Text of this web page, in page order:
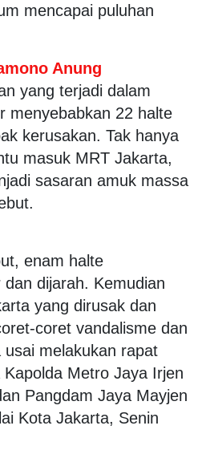
mencapai puluhan
Anung
yang terjadi dalam
menyebabkan 22 halte
kerusakan. Tak hanya
masuk MRT Jakarta,
sasaran amuk massa
enam halte
dijarah. Kemudian
yang dirusak dan
coret vandalisme dan
melakukan rapat
Metro Jaya Irjen
Pangdam Jaya Mayjen
Kota Jakarta, Senin